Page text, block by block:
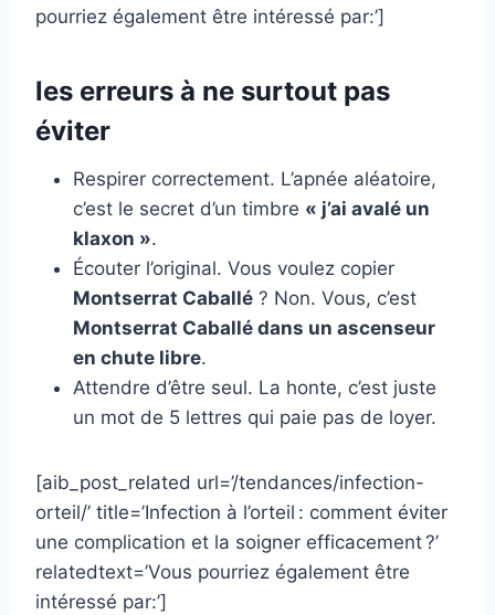
pourriez également être intéressé par:’]
les erreurs à ne surtout pas
éviter
Respirer correctement. L’apnée aléatoire,
c’est le secret d’un timbre « j’ai avalé un
klaxon ».
Écouter l’original. Vous voulez copier
Montserrat Caballé ? Non. Vous, c’est
Montserrat Caballé dans un ascenseur
en chute libre.
Attendre d’être seul. La honte, c’est juste
un mot de 5 lettres qui paie pas de loyer.
[aib_post_related url=’/tendances/infection-
orteil/’ title=’Infection à l’orteil : comment éviter
une complication et la soigner efficacement ?’
relatedtext=’Vous pourriez également être
intéressé par:’]